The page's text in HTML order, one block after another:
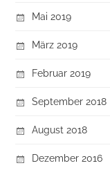
Mai 2019
März 2019
Februar 2019
September 2018
August 2018
Dezember 2016